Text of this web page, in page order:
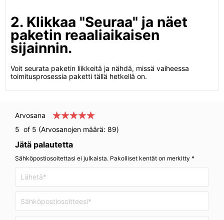
2. Klikkaa "Seuraa" ja näet
paketin reaaliaikaisen
sijainnin.
Voit seurata paketin liikkeitä ja nähdä, missä vaiheessa
toimitusprosessia paketti tällä hetkellä on.
Arvosana
5 of 5 (Arvosanojen määrä: 89)
Jätä palautetta
Sähköpostiosoitettasi ei julkaista. Pakolliset kentät on merkitty *